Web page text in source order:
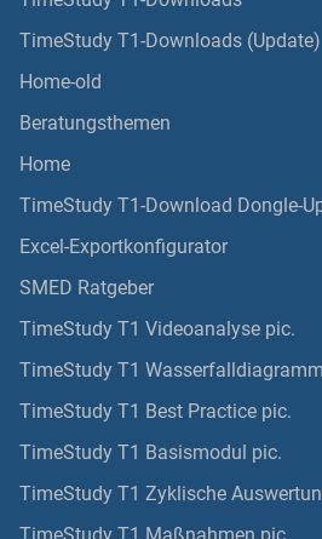
TimeStudy T1-Downloads (Update)
Home-old
Beratungsthemen
Home
TimeStudy T1-Download Dongle-
Excel-Exportkonfigurator
SMED Ratgeber
TimeStudy T1 Videoanalyse pic.
TimeStudy T1
TimeStudy T1 Best Practice pic.
TimeStudy T1 Basismodul pic.
TimeStudy T1 Zyklische